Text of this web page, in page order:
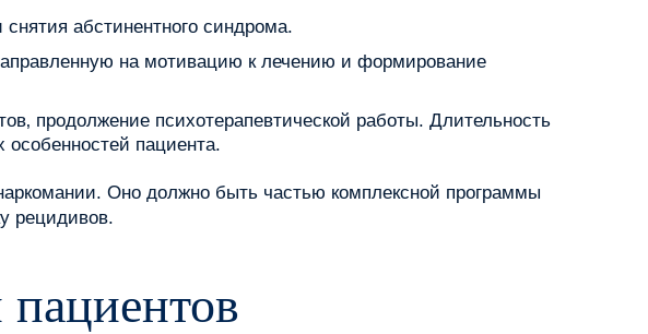
абстинентного синдрома.
на мотивацию к лечению и формирование
продолжение психотерапевтической работы. Длительность
особенностей пациента.
Оно должно быть частью комплексной программы
рецидивов.